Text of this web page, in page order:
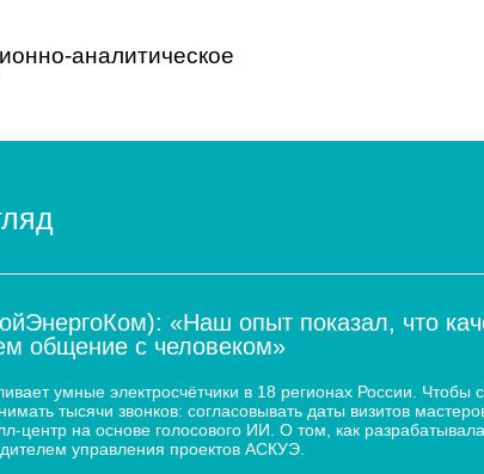
аналитическое
«Наш опыт показал, что
общение с человеком»
умные электросчётчики в 18 регионах России.
тысячи звонков: согласовывать даты визитов
центр на основе голосового ИИ. О том, как
управления проектов АСКУЭ.